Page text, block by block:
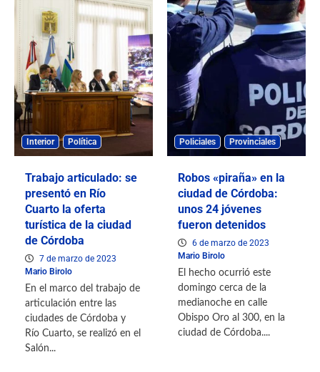
Interior Política
Trabajo articulado: se
presentó en Río
Cuarto la oferta
turística de la ciudad
de Córdoba
7 de marzo de 2023
Mario Birolo
En el marco del trabajo de
articulación entre las
ciudades de Córdoba y
Río Cuarto, se realizó en el
Salón...
Policiales Provinciales
Robos «piraña» en la
ciudad de Córdoba:
unos 24 jóvenes
fueron detenidos
6 de marzo de 2023
Mario Birolo
El hecho ocurrió este
domingo cerca de la
medianoche en calle
Obispo Oro al 300, en la
ciudad de Córdoba....